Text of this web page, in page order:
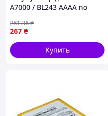
A7000 / BL243 AAAA no
267 ₴
281.36₴
Купить